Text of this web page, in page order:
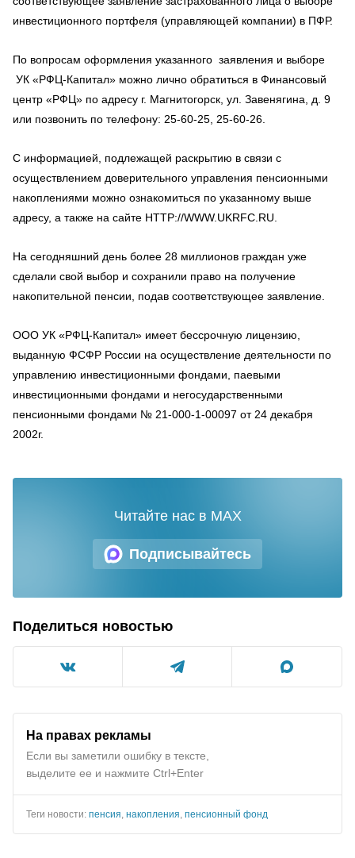
инвестиционного портфеля (управляющей компании) в ПФР.
По вопросам оформления указанного заявления и выборе
УК «РФЦ-Капитал» можно лично обратиться в Финансовый
центр «РФЦ» по адресу г. Магнитогорск, ул. Завенягина, д. 9
или позвонить по телефону: 25-60-25, 25-60-26.
С информацией, подлежащей раскрытию в связи с
осуществлением доверительного управления пенсионными
накоплениями можно ознакомиться по указанному выше
адресу, а также на сайте HTTP://WWW.UKRFC.RU.
На сегодняшний день более 28 миллионов граждан уже
сделали свой выбор и сохранили право на получение
накопительной пенсии, подав соответствующее заявление.
ООО УК «РФЦ-Капитал» имеет бессрочную лицензию,
выданную ФСФР России на осуществление деятельности по
управлению инвестиционными фондами, паевыми
инвестиционными фондами и негосударственными
пенсионными фондами № 21-000-1-00097 от 24 декабря
2002г.
Подписывайтесь
Читайте нас в MAX
Поделиться новостью
На правах рекламы
Если вы заметили ошибку в тексте,
выделите ее и нажмите Ctrl+Enter
Теги новости: пенсия, накопления, пенсионный фонд